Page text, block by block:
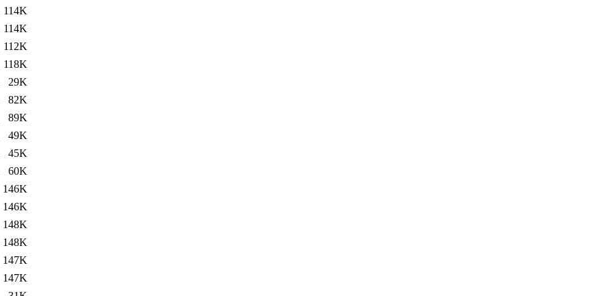
114K
114K
112K
118K
29K
82K
89K
49K
45K
60K
146K
146K
148K
148K
147K
147K